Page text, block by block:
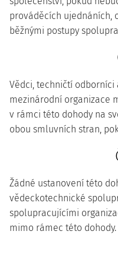
prováděcích ujednáních,
běžnými postupy
Vědci, techničtí
mezinárodní organizace
v rámci této dohody na
obou smluvních stran,
Žádné ustanovení této
vědeckotechnické
spolupracujícími
mimo rámec této dohody.